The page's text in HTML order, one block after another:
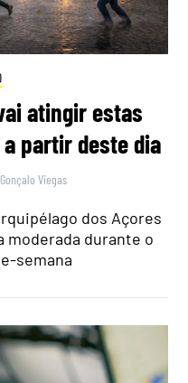
atingir estas
partir deste dia
Gonçalo Viegas
dos Açores
moderada durante o
semana